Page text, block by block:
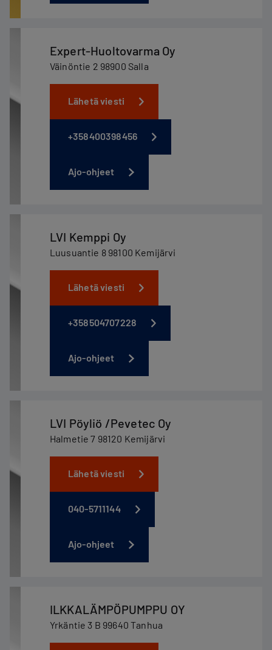
Expert-Huoltovarma Oy
Väinöntie 2 98900 Salla
Lähetä viesti
+358400398456
Ajo-ohjeet
LVI Kemppi Oy
Luusuantie 8 98100 Kemijärvi
Lähetä viesti
+358504707228
Ajo-ohjeet
LVI Pöyliö /Pevetec Oy
Halmetie 7 98120 Kemijärvi
Lähetä viesti
040-5711144
Ajo-ohjeet
ILKKALÄMPÖPUMPPU OY
Yrkäntie 3 B 99640 Tanhua